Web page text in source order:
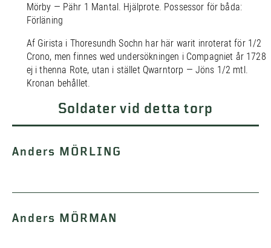
Mörby — Pähr 1 Mantal. Hjälprote. Possessor för båda:
Förläning
Af Girista i Thoresundh Sochn har här warit inroterat för 1/2
Crono, men finnes wed undersökningen i Compagniet år 1728
ej i thenna Rote, utan i stället Qwarntorp — Jöns 1/2 mtl.
Kronan behållet.
Soldater vid detta torp
Anders MÖRLING
Anders MÖRMAN